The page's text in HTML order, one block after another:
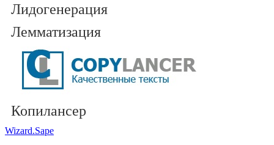
Лидогенерация
Лемматизация
Копилансер
Wizard.Sape